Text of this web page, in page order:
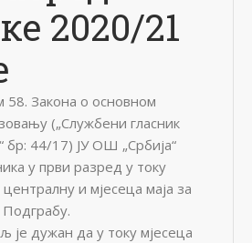
2020/21
58. Закона о основном
(„Службени гласник
бр: 44/17) ЈУ ОШ „Србија“
у први разред у току
и мјесеца маја за
је дужан да у току мјесеца